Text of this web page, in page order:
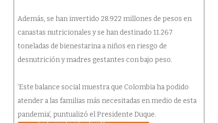
Además, se han invertido 28.922 millones de pesos en
canastas nutricionales y se han destinado 11.267
toneladas de bienestarina a niños en riesgo de
desnutrición y madres gestantes con bajo peso.
‘Este balance social muestra que Colombia ha podido
atender a las familias más necesitadas en medio de esta
pandemia’, puntualizó el Presidente Duque.